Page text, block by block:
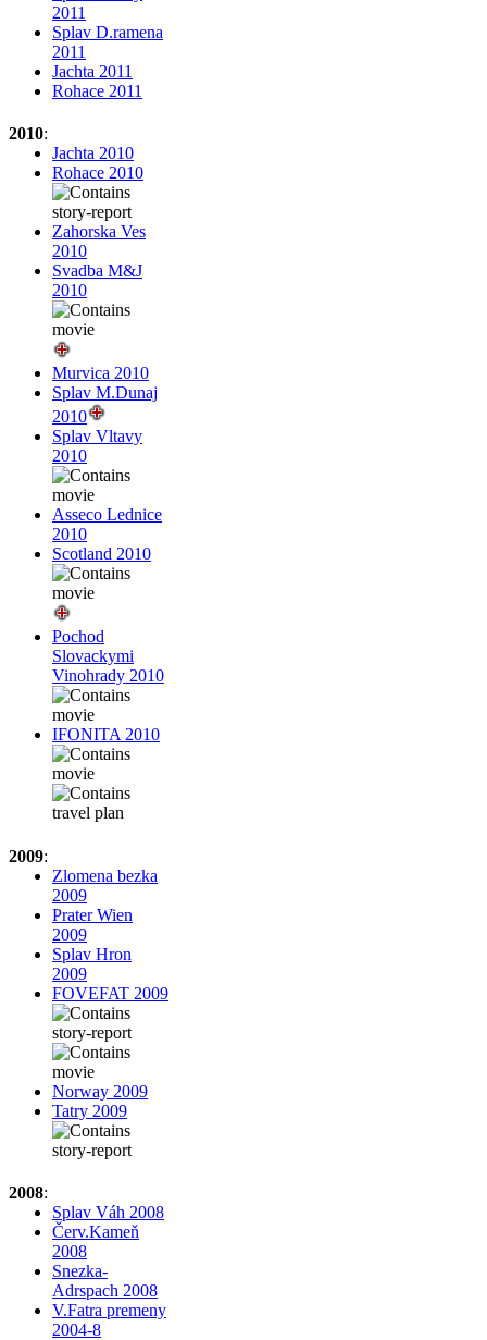
2011
Splav D.ramena
2011
Jachta 2011
Rohace 2011
2010:
Jachta 2010
Rohace 2010
Zahorska Ves
2010
Svadba M&J
2010
Murvica 2010
Splav M.Dunaj
2010
Splav Vltavy
2010
Asseco Lednice
2010
Scotland 2010
Pochod
Slovackymi
Vinohrady 2010
IFONITA 2010
2009:
Zlomena bezka
2009
Prater Wien
2009
Splav Hron
2009
FOVEFAT 2009
Norway 2009
Tatry 2009
2008:
Splav Váh 2008
Červ.Kameň
2008
Snezka-
Adrspach 2008
V.Fatra premeny
2004-8